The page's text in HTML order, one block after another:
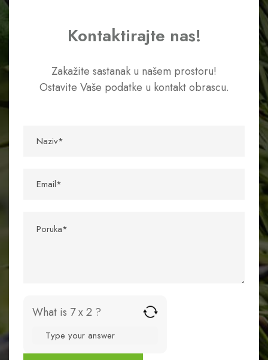
Kontaktirajte nas!
Zakažite sastanak u našem prostoru!
Ostavite Vaše podatke u kontakt obrascu.
What is 7 x 2 ?